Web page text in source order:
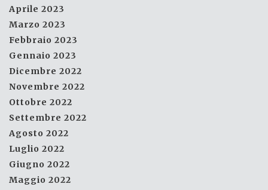
Aprile 2023
Marzo 2023
Febbraio 2023
Gennaio 2023
Dicembre 2022
Novembre 2022
Ottobre 2022
Settembre 2022
Agosto 2022
Luglio 2022
Giugno 2022
Maggio 2022